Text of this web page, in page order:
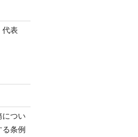
代表
につい
条例